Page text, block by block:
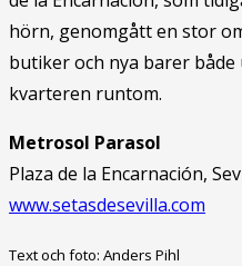
hörn, genomgått en stor
butiker och nya barer både
kvarteren runtom.
Metrosol Parasol
Plaza de la Encarnación,
www.setasdesevilla.com
Text och foto: Anders Pihl